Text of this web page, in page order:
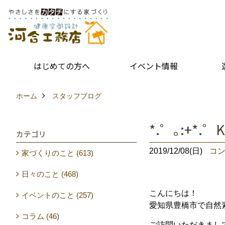
はじめての方へ イベント情報
ホーム スタッフブログ
*.゜｡:+*.゜
2019/12/08(日) コ
こんにちは！
愛知県豊橋市で自然
カテゴリ
家づくりのこと (613)
日々のこと (468)
イベントのこと (257)
コラム (46)